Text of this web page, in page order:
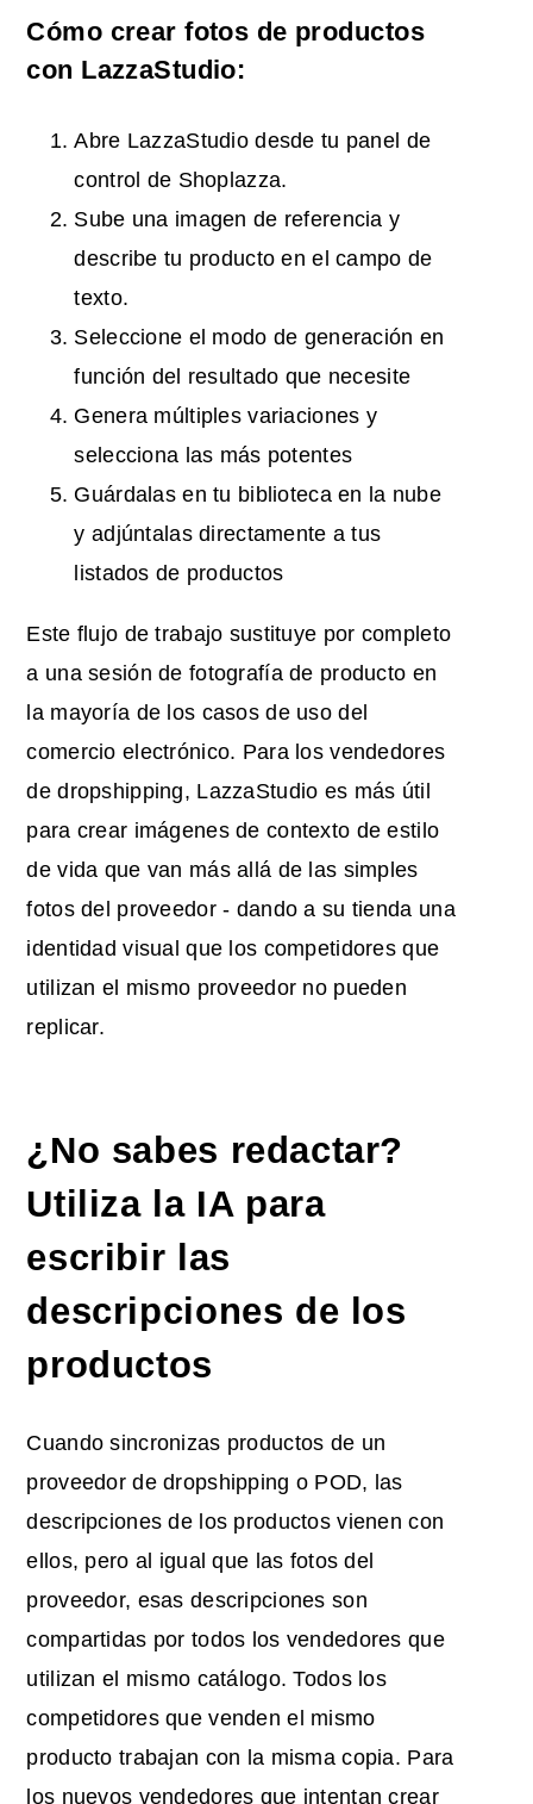
Cómo crear fotos de productos
con LazzaStudio:
Abre LazzaStudio desde tu panel de
control de Shoplazza.
Sube una imagen de referencia y
describe tu producto en el campo de
texto.
Seleccione el modo de generación en
función del resultado que necesite
Genera múltiples variaciones y
selecciona las más potentes
Guárdalas en tu biblioteca en la nube
y adjúntalas directamente a tus
listados de productos
Este flujo de trabajo sustituye por completo
a una sesión de fotografía de producto en
la mayoría de los casos de uso del
comercio electrónico. Para los vendedores
de dropshipping, LazzaStudio es más útil
para crear imágenes de contexto de estilo
de vida que van más allá de las simples
fotos del proveedor - dando a su tienda una
identidad visual que los competidores que
utilizan el mismo proveedor no pueden
replicar.
¿No sabes redactar?
Utiliza la IA para
escribir las
descripciones de los
productos
Cuando sincronizas productos de un
proveedor de dropshipping o POD, las
descripciones de los productos vienen con
ellos, pero al igual que las fotos del
proveedor, esas descripciones son
compartidas por todos los vendedores que
utilizan el mismo catálogo. Todos los
competidores que venden el mismo
producto trabajan con la misma copia. Para
los nuevos vendedores que intentan crear